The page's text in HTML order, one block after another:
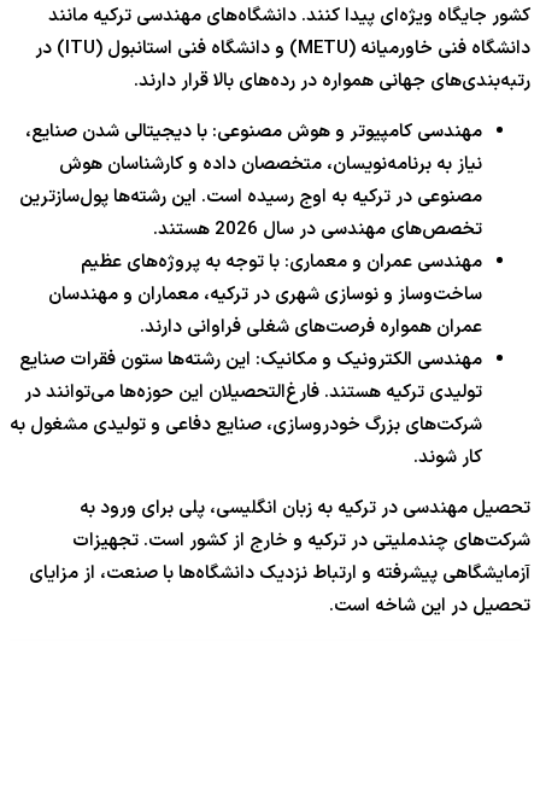
کشور جایگاه ویژه‌ای پیدا کنند. دانشگاه‌های مهندسی ترکیه مانند
دانشگاه فنی خاورمیانه (METU) و دانشگاه فنی استانبول (ITU) در
رتبه‌بندی‌های جهانی همواره در رده‌های بالا قرار دارند.
مهندسی کامپیوتر و هوش مصنوعی: با دیجیتالی شدن صنایع،
نیاز به برنامه‌نویسان، متخصصان داده و کارشناسان هوش
مصنوعی در ترکیه به اوج رسیده است. این رشته‌ها پول‌سازترین
تخصص‌های مهندسی در سال 2026 هستند.
مهندسی عمران و معماری: با توجه به پروژه‌های عظیم
ساخت‌وساز و نوسازی شهری در ترکیه، معماران و مهندسان
عمران همواره فرصت‌های شغلی فراوانی دارند.
مهندسی الکترونیک و مکانیک: این رشته‌ها ستون فقرات صنایع
تولیدی ترکیه هستند. فارغ‌التحصیلان این حوزه‌ها می‌توانند در
شرکت‌های بزرگ خودروسازی، صنایع دفاعی و تولیدی مشغول به
کار شوند.
تحصیل مهندسی در ترکیه به زبان انگلیسی، پلی برای ورود به
شرکت‌های چندملیتی در ترکیه و خارج از کشور است. تجهیزات
آزمایشگاهی پیشرفته و ارتباط نزدیک دانشگاه‌ها با صنعت، از مزایای
تحصیل در این شاخه است.